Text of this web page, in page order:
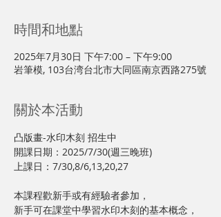
時間和地點
2025年7月30日 下午7:00 – 下午9:00
岩筆模, 103台湾台北市大同區南京西路275號
關於本活動
凸版畫-水印木刻 招生中
開課日期：2025/7/30(週三晚班)
上課日：7/30,8/6,13,20,27
本課程歡新手或有經驗者參加，
新手可在課堂中學習水印木刻的基本概念，